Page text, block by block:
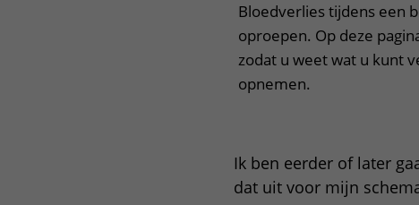
Bloedverlies tijdens een
oproepen. Op deze
zodat u weet wat u kunt
opnemen.
Ik ben eerder of later
dat uit voor mijn